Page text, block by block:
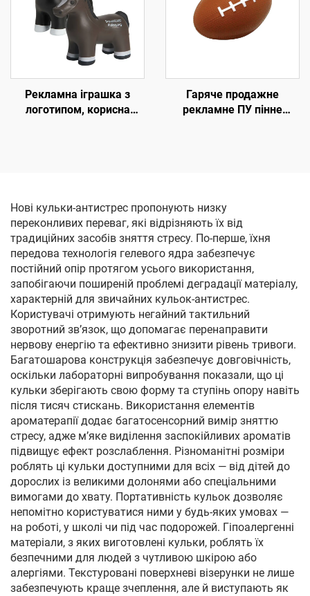
стискальної іграшки
Рекламна іграшка з
логотипом, корисна
Гаряче продажне
рекламне ПУ пінне
Нові кульки-антистрес пропонують низку
переконливих переваг, які відрізняють їх від
традиційних засобів зняття стресу. По-перше, їхня
передова технологія гелевого ядра забезпечує
постійний опір протягом усього використання,
запобігаючи поширеній проблемі деградації матеріалу,
характерній для звичайних кульок-антистрес.
Користувачі отримують негайний тактильний
зворотний зв’язок, що допомагає перенаправити
нервову енергію та ефективно знизити рівень тривоги.
Багатошарова конструкція забезпечує довговічність,
оскільки лабораторні випробування показали, що ці
кульки зберігають свою форму та ступінь опору навіть
після тисяч стискань. Використання елементів
ароматерапії додає багатосенсорний вимір зняттю
стресу, адже м’яке виділення заспокійливих ароматів
підвищує ефект розслаблення. Різноманітні розміри
роблять ці кульки доступними для всіх — від дітей до
дорослих із великими долонями або спеціальними
вимогами до хвату. Портативність кульок дозволяє
непомітно користуватися ними у будь-яких умовах —
на роботі, у школі чи під час подорожей. Гіпоалергенні
матеріали, з яких виготовлені кульки, роблять їх
безпечними для людей з чутливою шкірою або
алергіями. Текстуровані поверхневі візерунки не лише
забезпечують краще зчеплення, але й виступають як